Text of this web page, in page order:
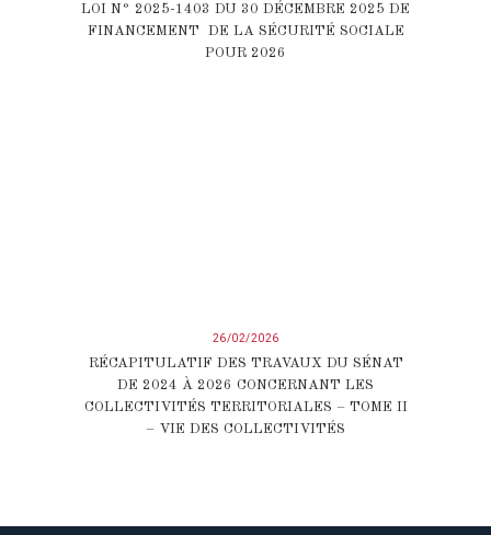
LOI N° 2025-1403 DU 30 DÉCEMBRE 2025 DE
FINANCEMENT DE LA SÉCURITÉ SOCIALE
POUR 2026
26/02/2026
RÉCAPITULATIF DES TRAVAUX DU SÉNAT
DE 2024 À 2026 CONCERNANT LES
COLLECTIVITÉS TERRITORIALES – TOME II
– VIE DES COLLECTIVITÉS